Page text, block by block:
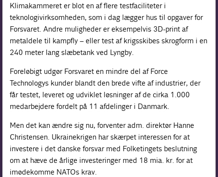
Klimakammeret er blot en af flere testfaciliteter i
teknologivirksomheden, som i dag lægger hus til opgaver for
Forsvaret. Andre muligheder er eksempelvis 3D-print af
metaldele til kampfly – eller test af krigsskibes skrogform i en
240 meter lang slæbetank ved Lyngby.
Foreløbigt udgør Forsvaret en mindre del af Force
Technologys kunder blandt den brede vifte af industrier, der
får testet, leveret og udviklet løsninger af de cirka 1.000
medarbejdere fordelt på 11 afdelinger i Danmark.
Men det kan ændre sig nu, forventer adm. direktør Hanne
Christensen. Ukrainekrigen har skærpet interessen for at
investere i det danske forsvar med Folketingets beslutning
om at hæve de årlige investeringer med 18 mia. kr. for at
imødekomme NATOs krav.